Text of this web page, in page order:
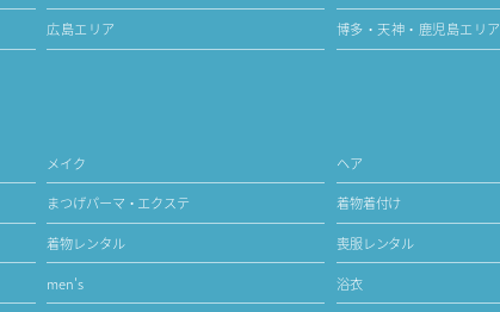
広島エリア 博多・天神・鹿児島エリア
メイク ヘア
まつげパーマ・エクステ 着物着付け
着物レンタル 喪服レンタル
men's 浴衣